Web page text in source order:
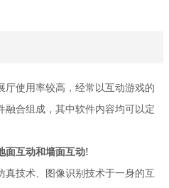
厅使用率较高，经常以互动游戏的
融合组成，其中软件内容均可以定
面互动和墙面互动!
真技术、图像识别技术于一身的互